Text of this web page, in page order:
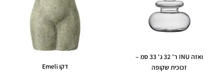
ואזה INU ר' 32 ג' 33 סמ –
זכוכית שקופה
דקו Emeli